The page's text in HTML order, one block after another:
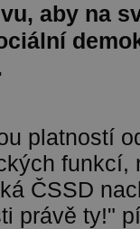
aby na
platností
funkcí,
ČSSD
právě ty!"